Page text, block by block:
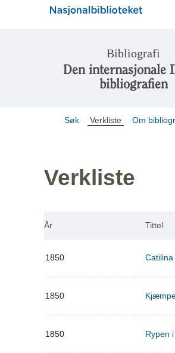
Bibliografi
Den internasjonale
bibliografien
Søk Verkliste Om
Verkliste
År Tittel
1850 Catilina
1850
1850 Rypen